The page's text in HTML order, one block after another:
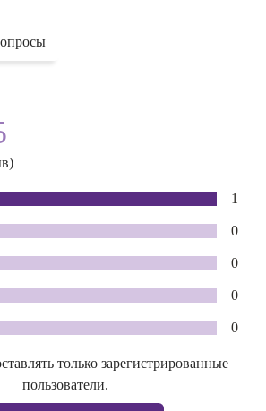
1
0
0
0
0
только зарегистрированные
пользователи.